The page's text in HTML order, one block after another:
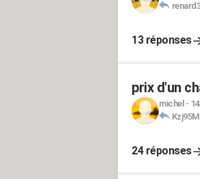
13 réponses
prix d'un
michel -
24 réponses